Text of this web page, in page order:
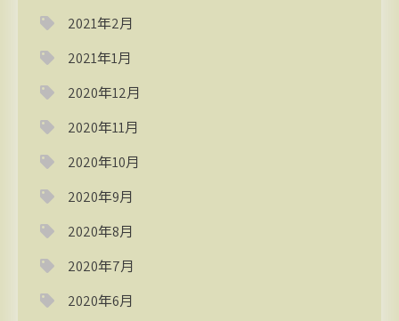
2021年2月
2021年1月
2020年12月
2020年11月
2020年10月
2020年9月
2020年8月
2020年7月
2020年6月